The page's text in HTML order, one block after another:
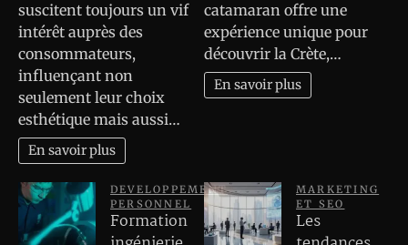
suscitent toujours un vif
intérêt auprès des
consommateurs,
influençant non
seulement leur choix
esthétique mais aussi…
En savoir plus
catamaran offre une
expérience unique pour
découvrir la Crète,…
En savoir plus
DEVELOPPEMENT
PERSONNEL
Formation
MARKETING
ET SEO
Les